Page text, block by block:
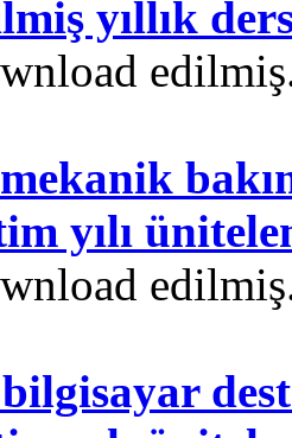
yıllık
mekanik
yılı
bilgisayar